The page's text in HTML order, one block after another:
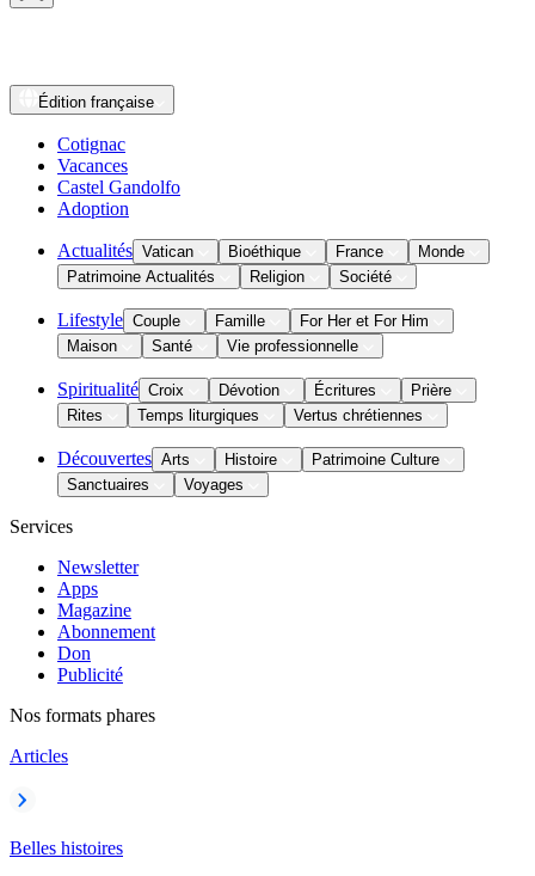
Édition française
Cotignac
Vacances
Castel Gandolfo
Adoption
Actualités Vatican Bioéthique France
Monde
Patrimoine Actualités
Religion Société
Lifestyle Couple Famille
For Her et For Him
Maison
Santé Vie professionnelle
Spiritualité Croix Dévotion Écritures
Prière
Rites
Temps liturgiques Vertus chrétiennes
Découvertes Arts Histoire
Patrimoine Culture
Sanctuaires
Voyages
Services
Newsletter
Apps
Magazine
Abonnement
Don
Publicité
Nos formats phares
Articles
Belles histoires